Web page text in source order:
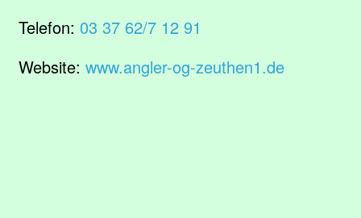
Telefon: 03 37 62/7 12 91
Website: www.angler-og-zeuthen1.de